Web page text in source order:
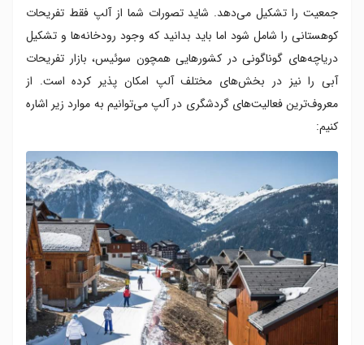
جمعیت را تشکیل می‌دهد. شاید تصورات شما از آلپ فقط تفریحات
کوهستانی را شامل شود اما باید بدانید که وجود رودخانه‌ها و تشکیل
دریاچه‌های گوناگونی در کشورهایی همچون سوئیس، بازار تفریحات
آبی را نیز در بخش‌های مختلف آلپ امکان پذیر کرده است. از
معروف‌ترین فعالیت‌های گردشگری در آلپ می‌توانیم به موارد زیر اشاره
کنیم: